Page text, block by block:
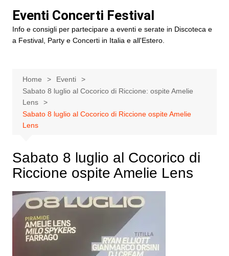
contenuto
Eventi Concerti Festival
Info e consigli per partecipare a eventi e serate in Discoteca e
a Festival, Party e Concerti in Italia e all'Estero.
Home
Eventi
Sabato 8 luglio al Cocorico di Riccione: ospite Amelie
Lens
Sabato 8 luglio al Cocorico di Riccione ospite Amelie
Lens
Sabato 8 luglio al Cocorico di
Riccione ospite Amelie Lens